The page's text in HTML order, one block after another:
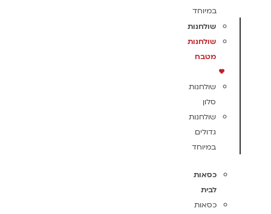
במיוחד
שולחנות
שולחנות
מטבח
שולחנות
סלון
שולחנות
גדולים
במיוחד
כסאות
לבית
כסאות